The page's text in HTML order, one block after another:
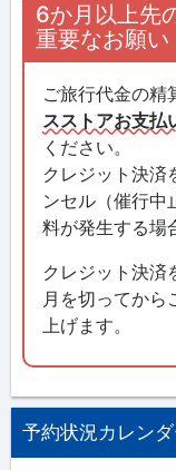
6か月以上先
重要なお願い
ご旅行代金の精
スストアお支払
ください。
クレジット決済
ンセル（催行中
料が発生する場
クレジット決済
月を切ってから
上げます。
予約状況カレン